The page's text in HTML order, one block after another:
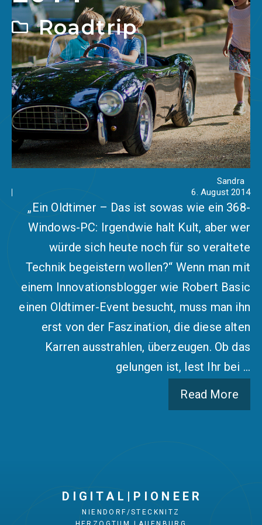
Roadtrip
Sandra
6. August 2014
„Ein Oldtimer – Das ist sowas wie ein 368-
Windows-PC: Irgendwie halt Kult, aber wer
würde sich heute noch für so veraltete
Technik begeistern wollen?“ Wenn man mit
einem Innovationsblogger wie Robert Basic
einen Oldtimer-Event besucht, muss man ihn
erst von der Faszination, die diese alten
Karren ausstrahlen, überzeugen. Ob das
gelungen ist, lest Ihr bei …
Read More
D I G I T A L | P I O N E E R
NIENDORF/STECKNITZ